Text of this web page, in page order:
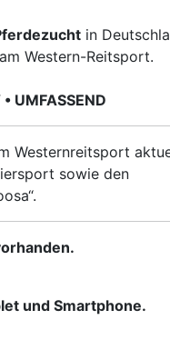
in
Western-Reitsport.
UMFASSEND
Westernreitsport
sowie den
und Smartphone.